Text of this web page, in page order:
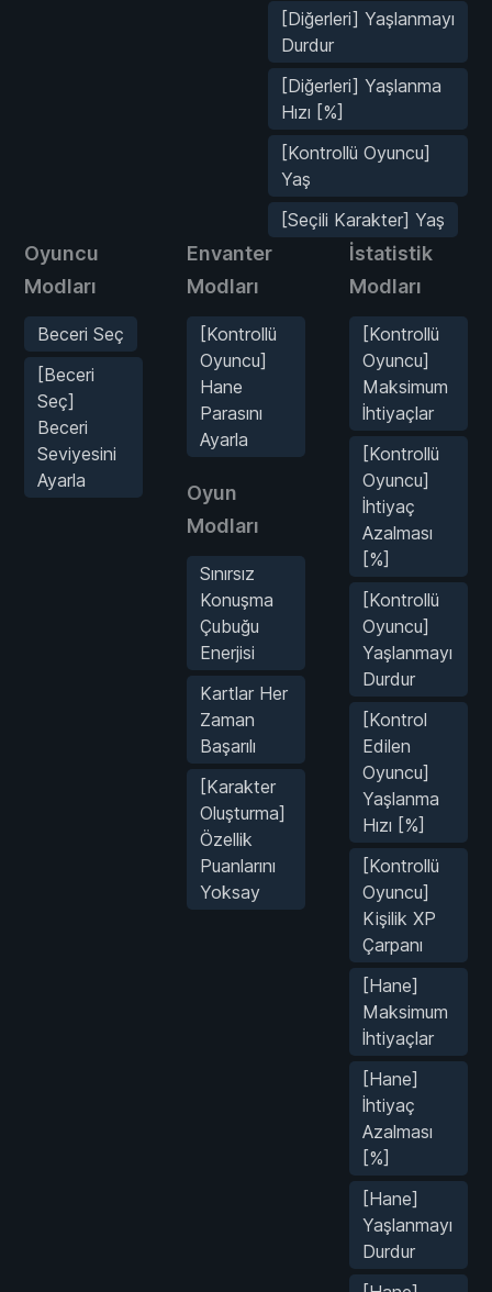
[Diğerleri] Yaşlanmayı
Durdur
[Diğerleri] Yaşlanma
Hızı [%]
[Kontrollü Oyuncu]
Yaş
[Seçili Karakter] Yaş
Oyuncu
Modları
Beceri Seç
[Beceri
Seç]
Beceri
Seviyesini
Ayarla
Envanter
Modları
[Kontrollü
Oyuncu]
Hane
Parasını
Ayarla
Oyun
Modları
Sınırsız
Konuşma
Çubuğu
Enerjisi
Kartlar Her
Zaman
Başarılı
[Karakter
Oluşturma]
Özellik
Puanlarını
Yoksay
İstatistik
Modları
[Kontrollü
Oyuncu]
Maksimum
İhtiyaçlar
[Kontrollü
Oyuncu]
İhtiyaç
Azalması
[%]
[Kontrollü
Oyuncu]
Yaşlanmayı
Durdur
[Kontrol
Edilen
Oyuncu]
Yaşlanma
Hızı [%]
[Kontrollü
Oyuncu]
Kişilik XP
Çarpanı
[Hane]
Maksimum
İhtiyaçlar
[Hane]
İhtiyaç
Azalması
[%]
[Hane]
Yaşlanmayı
Durdur